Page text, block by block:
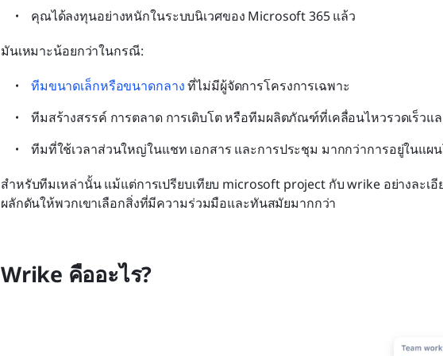
คุณได้ลงทุนอย่างหนักในระบบนิเวศของ Microsoft 365 แล้ว
มันเหมาะน้อยกว่าในกรณี:
ทีมขนาดเล็กหรือขนาดกลาง ที่ไม่มีผู้จัดการโครงการเฉพาะ
ทีมสร้างสรรค์ การตลาด การเติบโต หรือทีมผลิตภัณฑ์ที่เคลื่อนไหวรวดเร็วแ
ทีมที่ใช้เวลาส่วนใหญ่ในแชท เอกสาร และการประชุม มากกว่าการอยู่ในแผ
สำหรับทีมเหล่านั้น แม้แต่การเปรียบเทียบ microsoft project กับ wrike อย่างละเ
ผลักดันให้พวกเขาเลือกสิ่งที่มีความร่วมมือและทันสมัยมากกว่า
Wrike คืออะไร?